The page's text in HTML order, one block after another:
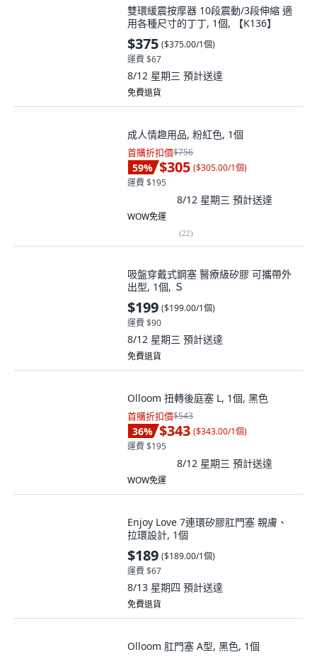
雙環緩震按摩器 10段震動/3段伸縮 適
用各種尺寸的丁丁, 1個, 【K136】
$375 ($375.00/1個)
運費 $67
8/12 星期三 預計送達
免費退貨
成人情趣用品, 粉紅色, 1個
首購折扣價$756
59% $305 ($305.00/1個)
運費 $195
8/12 星期三 預計送達
WOW免運
(22)
吸盤穿戴式鋼塞 醫療級矽膠 可攜帶外
出型, 1個, Ｓ
$199 ($199.00/1個)
運費 $90
8/12 星期三 預計送達
免費退貨
Olloom 扭轉後庭塞 L, 1個, 黑色
首購折扣價$543
36% $343 ($343.00/1個)
運費 $195
8/12 星期三 預計送達
WOW免運
Enjoy Love 7連環矽膠肛門塞 親膚、
拉環設計, 1個
$189 ($189.00/1個)
運費 $67
8/13 星期四 預計送達
免費退貨
Olloom 肛門塞 A型, 黑色, 1個